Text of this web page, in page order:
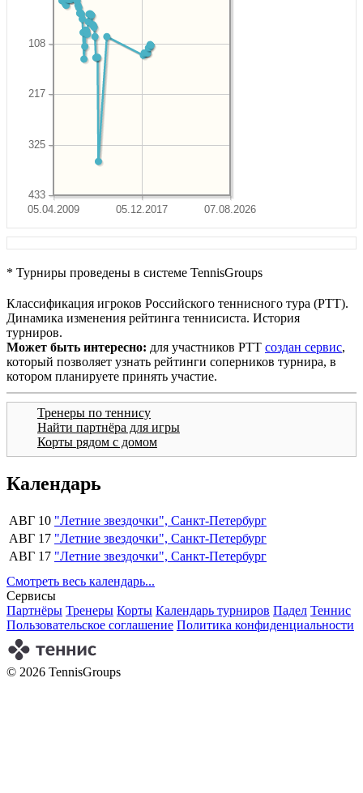
05.04.2009 05.12.2017 07.08.2026
433
325
217
108
* Турниры проведены в системе TennisGroups
Классификация игроков Российского теннисного тура (РТТ).
Динамика изменения рейтинга теннисиста. История
турниров.
Может быть интересно: для участников РТТ создан сервис,
который позволяет узнать рейтинги соперников турнира, в
котором планируете принять участие.
Тренеры по теннису
Найти партнёра для игры
Корты рядом с домом
Календарь
АВГ 10 "Летние звездочки", Санкт-Петербург
АВГ 17 "Летние звездочки", Санкт-Петербург
АВГ 17 "Летние звездочки", Санкт-Петербург
Смотреть весь календарь...
Сервисы
Партнёры Тренеры Корты Календарь турниров Падел Теннис
Пользовательское соглашение Политика конфиденциальности
© 2026 TennisGroups